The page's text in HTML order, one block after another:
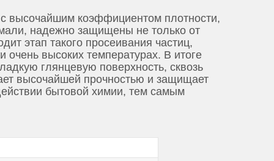
высочайшим коэффициентом плотности,
надежно защищены не только от
этап такого просеивания частиц,
высоких температурах. В итоге
глянцевую поверхность, сквозь
высочайшей прочностью и защищает
бытовой химии, тем самым